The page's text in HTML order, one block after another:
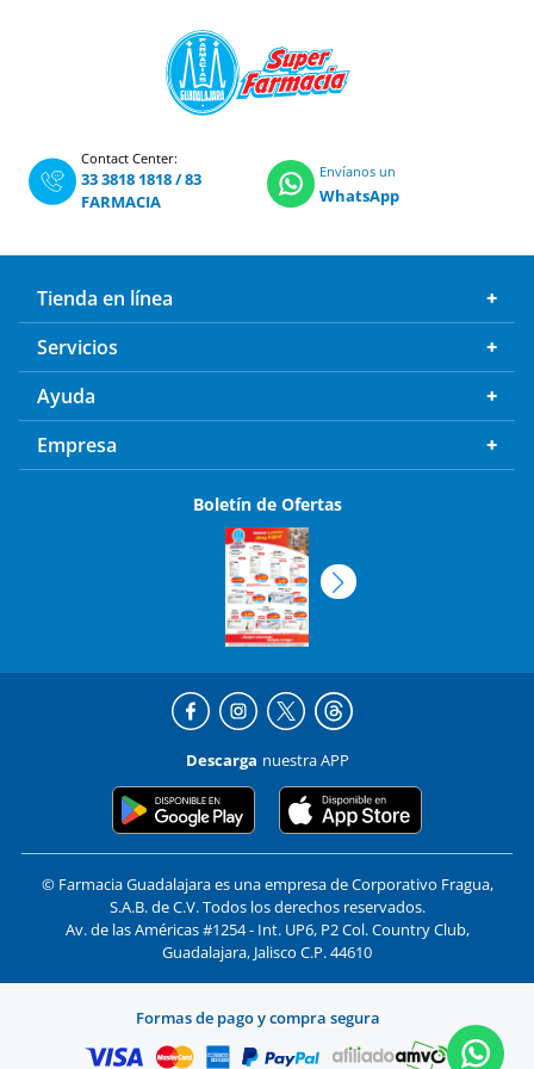
Contact Center:
33 3818 1818/83
FARMACIA
Envíanos un
WhatsApp
Tienda en línea
Servicios
Ayuda
Empresa
Boletín de Ofertas
Descarga nuestra APP
© Farmacia Guadalajara es una empresa de Corporativo Fragua,
S.A.B. de C.V. Todos los derechos reservados.
Av. de las Américas #1254 - Int. UP6, P2 Col. Country Club,
Guadalajara, Jalisco C.P. 44610
Formas de pago y compra segura